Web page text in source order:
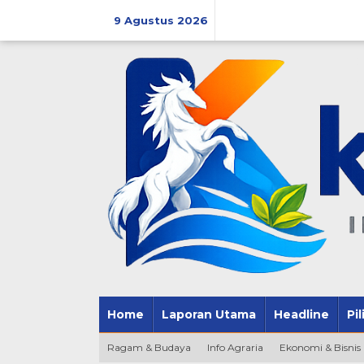
9 Agustus 2026
Home Laporan Utama Headline
Ragam & Budaya Info Agraria Ekonomi & Bisnis